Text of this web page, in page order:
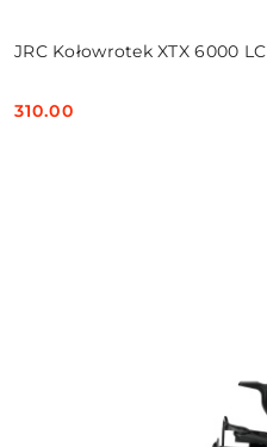
JRC Kołowrotek XTX 6000 LC
Cena:
310.00